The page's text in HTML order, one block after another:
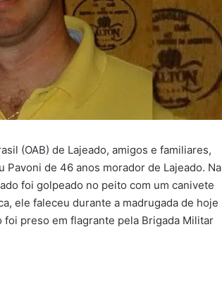
(OAB) de Lajeado, amigos e familiares,
Pavoni de 46 anos morador de Lajeado. Na
foi golpeado no peito com um canivete
ele faleceu durante a madrugada de hoje
preso em flagrante pela Brigada Militar